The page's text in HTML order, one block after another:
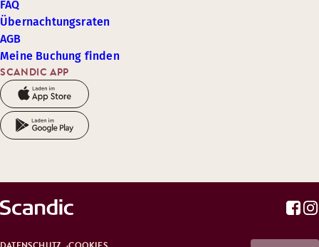
SCANDIC APP
FAQ
Übernachtungsraten
AGB
Meine Buchung finden